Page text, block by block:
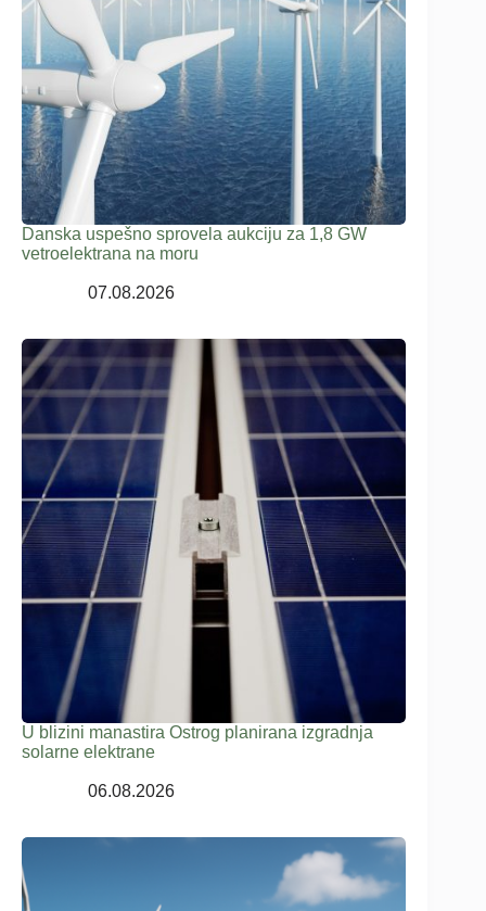
Danska uspešno sprovela aukciju za 1,8 GW
vetroelektrana na moru
07.08.2026
U blizini manastira Ostrog planirana izgradnja
solarne elektrane
06.08.2026